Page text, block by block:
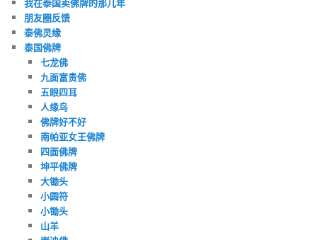
朋友圈反馈
泰佛灵缘
泰国佛牌
七龙佛
九面富贵佛
五眼四耳
人缘鸟
佛牌好不好
南帕亚女王佛牌
四面佛牌
坤平佛牌
大锄头
小圆符
小锄头
山羊